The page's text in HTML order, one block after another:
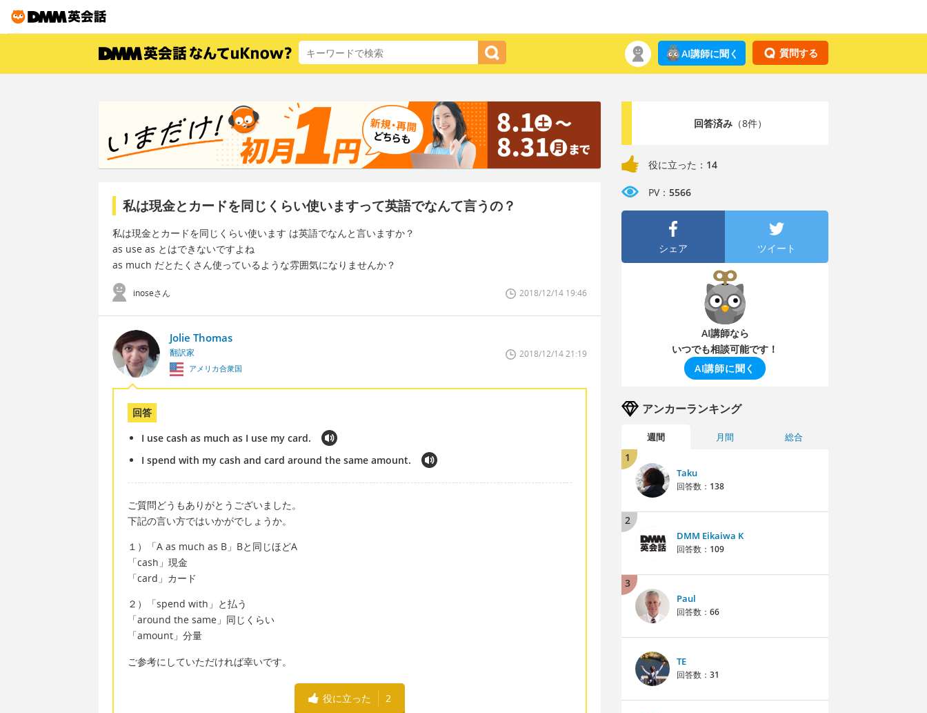
質問する
AI講師に聞く
私は現金とカードを同じくらい使いますって英語でなんて言うの？
私は現金とカードを同じくらい使います は英語でなんと言いますか？
as use as とはできないですよね
as much だとたくさん使っているような雰囲気になりませんか？
inoseさん 2018/12/14 19:46
Jolie Thomas
翻訳家
アメリカ合衆国
2018/12/14 21:19
回答
I use cash as much as I use my card.
I spend with my cash and card around the same amount.
ご質問どうもありがとうございました。
下記の言い方ではいかがでしょうか。
１）「A as much as B」Bと同じほどA
「cash」現金
「card」カード
２）「spend with」と払う
「around the same」同じくらい
「amount」分量
ご参考にしていただければ幸いです。
役に立った 2
回答済み（8件）
役に立った： 14
PV： 5566
シェア ツイート
AI講師なら
いつでも相談可能です！
AI講師に聞く
アンカーランキング
週間 月間 総合
1
Taku
回答数： 138
2
DMM Eikaiwa K
回答数： 109
3
Paul
回答数： 66
TE
回答数： 31